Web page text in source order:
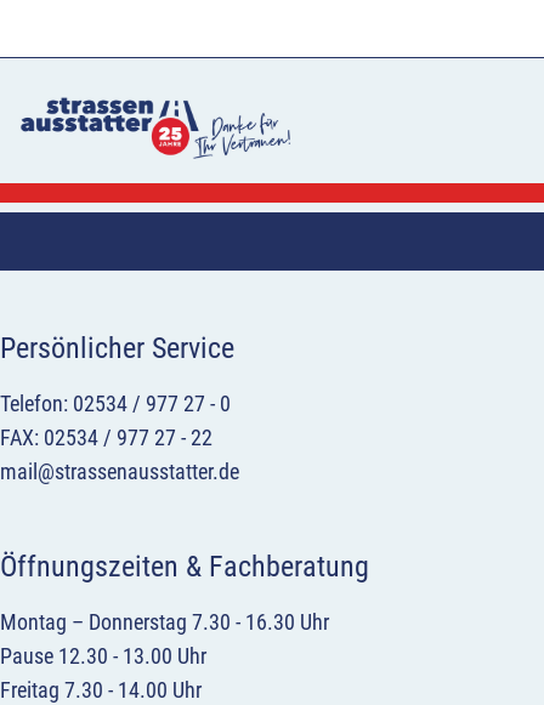
Persönlicher Service
Telefon: 02534 / 977 27 - 0
FAX: 02534 / 977 27 - 22
mail@strassenausstatter.de
Öffnungszeiten & Fachberatung
Montag – Donnerstag 7.30 - 16.30 Uhr
Pause 12.30 - 13.00 Uhr
Freitag 7.30 - 14.00 Uhr